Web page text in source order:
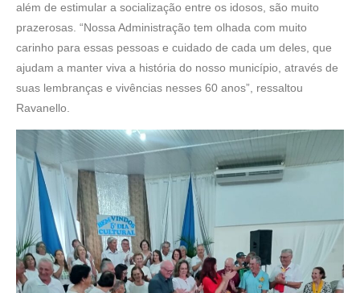
além de estimular a socialização entre os idosos, são muito
prazerosas. “Nossa Administração tem olhada com muito
carinho para essas pessoas e cuidado de cada um deles, que
ajudam a manter viva a história do nosso município, através de
suas lembranças e vivências nesses 60 anos”, ressaltou
Ravanello.